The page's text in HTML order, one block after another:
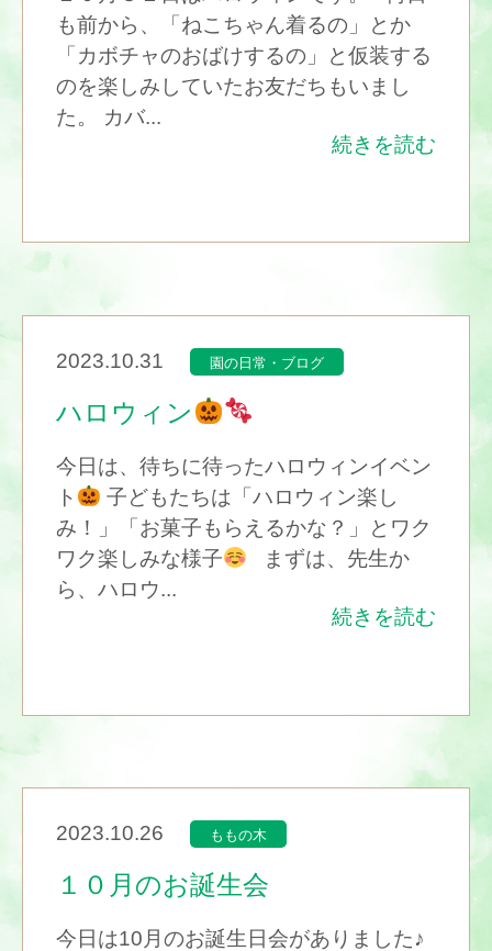
も前から、「ねこちゃん着るの」とか
「カボチャのおばけするの」と仮装する
のを楽しみしていたお友だちもいまし
た。 カバ...
続きを読む
2023.10.31 園の日常・ブログ
ハロウィン
今日は、待ちに待ったハロウィンイベン
ト
子どもたちは「ハロウィン楽し
み！」「お菓子もらえるかな？」とワク
ワク楽しみな様子
まずは、先生か
ら、ハロウ...
続きを読む
2023.10.26 ももの木
１０月のお誕生会
今日は10月のお誕生日会がありました♪